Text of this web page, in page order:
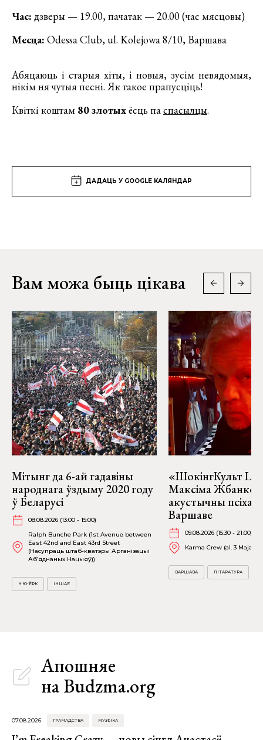
Час: дзверы — 19.00, пачатак — 20.00 (час мясцовы)
Месца: Odessa Club, ul. Kolejowa 8/10, Варшава
Абяцаюць і старыя хіты, і новыя, зусім невядомыя,
нікім ня чутыя песні. Як такое прапусціць!
Квіткі коштам 80 злотыхёсць паспасылцы.
ДАДАЦЬ У GOOGLE КАЛЯНДАР
Вам можа быць цікава
Мітынг да 6-ай гадавіны
народнага ўздыму 2020 году
ў Беларусі
08.08.2026 (13:00 - 15:00)
Ralph Bunche Park (1st Avenue between
East 42nd and East 43rd Street
(Насупраць штаб-кватэры Арганізацыі
Аб’яднаных Нацыяў))
Н'Ю-ЁРК ІНШАЕ
«ШокінгКульт
Максіма
акустычны
Варшаве
09.08.2026 (15:30 - 21:00)
Karma Crew (al. 3 Maja 15)
ВАРШАВА ЛІТАРАТУРА
Апошняе
на Budzma.org
07.08.2026 ГРАМАДСТВА МУЗЫКА